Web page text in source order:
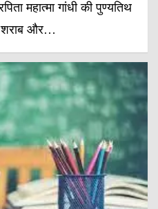
महात्मा गांधी की पुण्यतिथ
शराब और…